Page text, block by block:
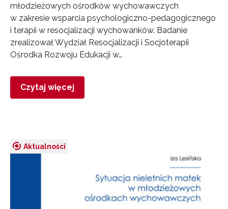
młodzieżowych ośrodków wychowawczych
w zakresie wsparcia psychologiczno-pedagogicznego
i terapii w resocjalizacji wychowanków. Badanie
zrealizował Wydział Resocjalizacji i Socjoterapii
Ośrodka Rozwoju Edukacji w…
Czytaj więcej
Aktualności